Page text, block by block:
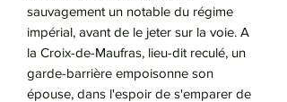
sauvagement un notable du régime
impérial, avant de le jeter sur la voie. A
la Croix-de-Maufras, lieu-dit reculé, un
garde-barrière empoisonne son
épouse, dans l'espoir de s'emparer de